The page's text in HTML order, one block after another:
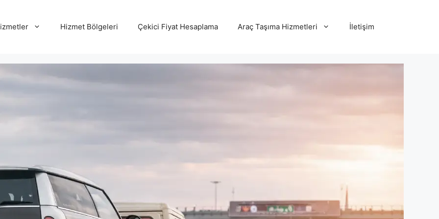
Hizmet Bölgeleri Çekici Fiyat Hesaplama Araç Taşıma Hizmetleri İletişim